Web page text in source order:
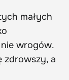
małych
wrogów.
zdrowszy, a